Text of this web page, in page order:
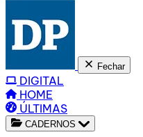
Fechar
DIGITAL
HOME
ÚLTIMAS
CADERNOS